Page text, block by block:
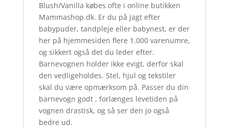
Blush/Vanilla købes ofte i online butikken
Mammashop.dk. Er du på jagt efter
babypuder, tandpleje eller babynest, er der
her på hjemmesiden flere 1.000 varenumre,
og sikkert også det du leder efter.
Barnevognen holder ikke evigt, derfor skal
den vedligeholdes. Stel, hjul og tekstiler
skal du være opmærksom på. Passer du din
barnevogn godt , forlænges levetiden på
vognen drastisk, og så ser den jo også
bedre ud.